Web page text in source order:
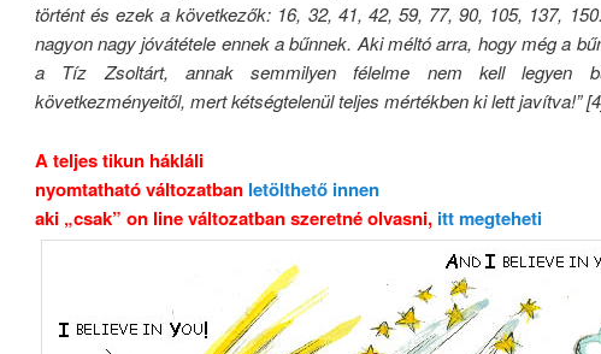
történt és ezek a következők: 16, 32, 41, 42, 59, 77, 90, 105, 137,
nagyon nagy jóvátétele ennek a bűnnek. Aki méltó arra, hogy még a
a Tíz Zsoltárt, annak semmilyen félelme nem kell legyen
következményeitől, mert kétségtelenül teljes mértékben ki lett javítva!”
A teljes tikun hákláli
nyomtatható változatban letölthető innen
aki „csak” on line változatban szeretné olvasni, itt megteheti